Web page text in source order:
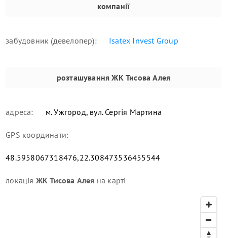
компанії
забудовник (девелопер): Isatex Invest Group
розташування ЖК Тисова Алея
адреса: м. Ужгород, вул. Сергія Мартина
GPS координати:
48.5958067318476,22.308473536455544
локація ЖК Тисова Алея на карті